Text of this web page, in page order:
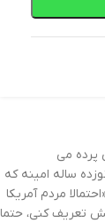
پرده می
ساله امینه که
مردم آمریکا
تعریف کنی، حتما